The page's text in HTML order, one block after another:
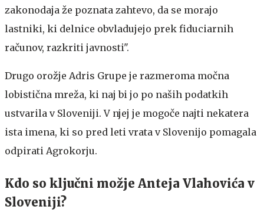
zakonodaja že poznata zahtevo, da se morajo
lastniki, ki delnice obvladujejo prek fiduciarnih
računov, razkriti javnosti".
Drugo orožje Adris Grupe je razmeroma močna
lobistična mreža, ki naj bi jo po naših podatkih
ustvarila v Sloveniji. V njej je mogoče najti nekatera
ista imena, ki so pred leti vrata v Slovenijo pomagala
odpirati Agrokorju.
Kdo so ključni možje Anteja Vlahovića v
Sloveniji?